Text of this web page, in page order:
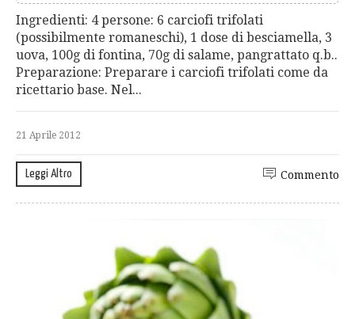
Ingredienti: 4 persone: 6 carciofi trifolati
(possibilmente romaneschi), 1 dose di besciamella, 3
uova, 100g di fontina, 70g di salame, pangrattato q.b..
Preparazione: Preparare i carciofi trifolati come da
ricettario base. Nel...
21 Aprile 2012
Leggi Altro Commento